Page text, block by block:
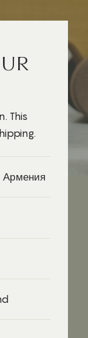
не
у льва, у
This
Армения